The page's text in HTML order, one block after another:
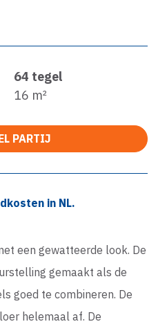
64 tegel
16 m²
PARTIJ
in NL.
een gewatteerde look. De
gemaakt als de
goed te combineren. De
helemaal af. De